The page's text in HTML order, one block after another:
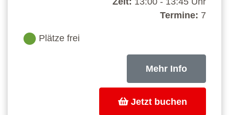
Termine: 7
Plätze frei
Mehr Info
Jetzt buchen